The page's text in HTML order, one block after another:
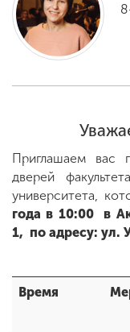
ENG SPN
+7 (831)
Приглашаем вас
дверей
университета,
года в 10:00
в
1, по адресу: ул.
Время